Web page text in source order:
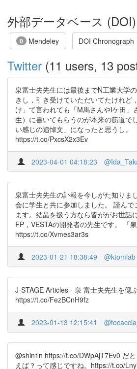
外部データベース (DOI)
0 Mendeley DOI Chronograph
Twitter (11 users, 13
泉富士夫先生には最後までN工業大学
きし，引き受けていただいてたけれど
け」て言われても「M馬さんやIケ田」
生）に書いてもらうのが本来の筋道で
い感じの追悼文」になったと思うし。
https://t.co/PxcsX2x3Ev
2023-04-01 04:18:23
泉富士夫先生の訃報を今しがた知りま
会に学生と共に参加しました。 謹んで
ます。結晶を扱う方なら皆ががお世話
FP，VESTAの開発者の先生です。 「
https://t.co/Xvmes3ar3s
2023-01-21 18:38:49 @ktomlab
J-STAGE Articles - 泉 富士夫先生を偲
https://t.co/FezBCnH9fz
2023-01-13 12:15:41
@shin1n https://t.co/DWpAjT7Ev0 だ
えば？って感じですね。https://t.co/